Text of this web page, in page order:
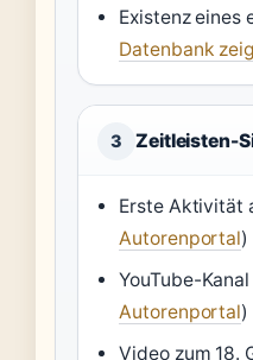
Existenz eines
Datenbank
3 Zeitleisten-
Erste Aktivität
Autorenportal)
YouTube-
Autorenportal)
Video zum 18.